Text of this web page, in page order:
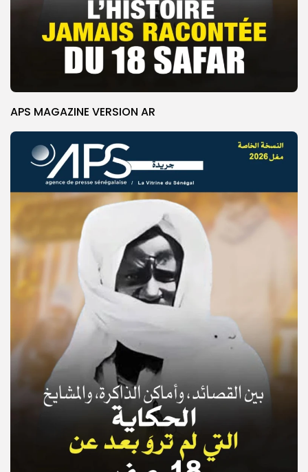
© Copyright 2025, APS
APS MAGAZINE VERSION AR